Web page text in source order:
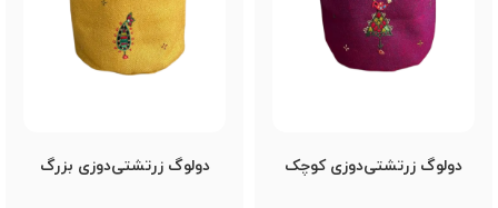
دولوگ زرتشتی‌دوزی کوچک دولوگ زرتشتی‌دوزی بزرگ